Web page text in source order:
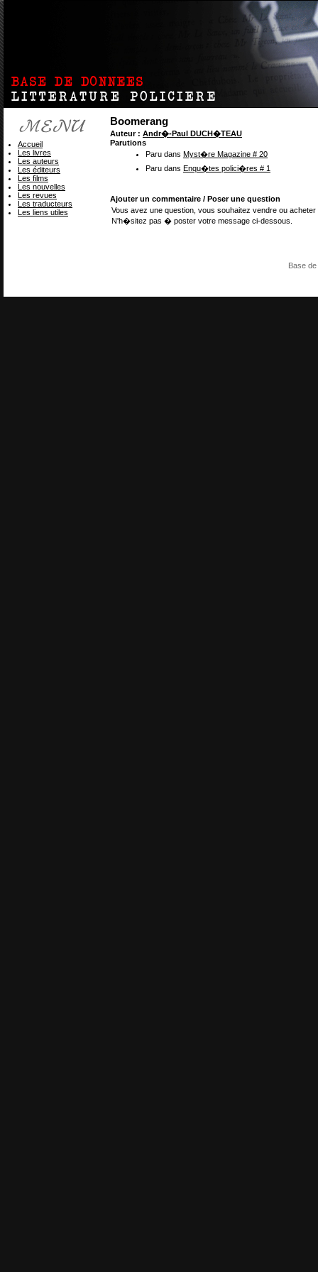
Boomerang
Auteur : Andr�-Paul DUCH�TEAU
Parutions
Paru dans Myst�re Magazine # 20
Paru dans Enqu�tes polici�res # 1
Ajouter un commentaire / Poser une question
Vous avez une question, vous souhaitez vendre ou
N'h�sitez pas � poster votre message ci-dessous.
Accueil
Les livres
Les auteurs
Les éditeurs
Les films
Les nouvelles
Les revues
Les traducteurs
Les liens utiles
Base